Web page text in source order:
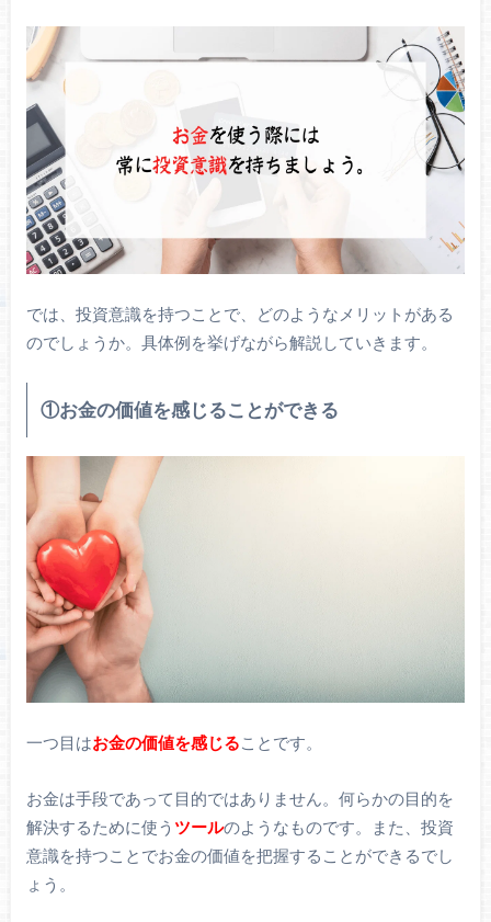
では、投資意識を持つことで、どのようなメリットがある
のでしょうか。具体例を挙げながら解説していきます。
①お金の価値を感じることができる
一つ目はお金の価値を感じることです。
お金は手段であって目的ではありません。何らかの目的を
解決するために使う ツールのようなものです。また、投資
意識を持つことでお金の価値を把握することができるでし
ょう。